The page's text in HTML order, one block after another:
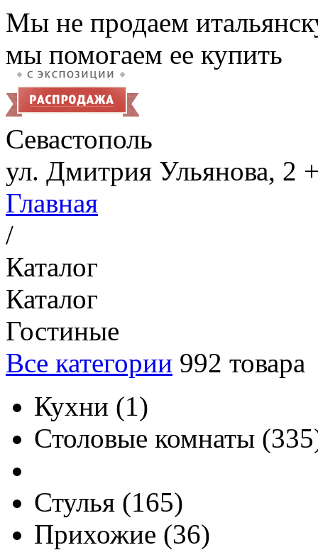
Мы не продаем
мы помогаем ее купить
Севастополь
ул. Дмитрия Ульянова, 2
Главная
/
Каталог
Каталог
Гостиные
Все категории 992 товара
Кухни (1)
Столовые комнаты (335
Стулья (165)
Прихожие (36)